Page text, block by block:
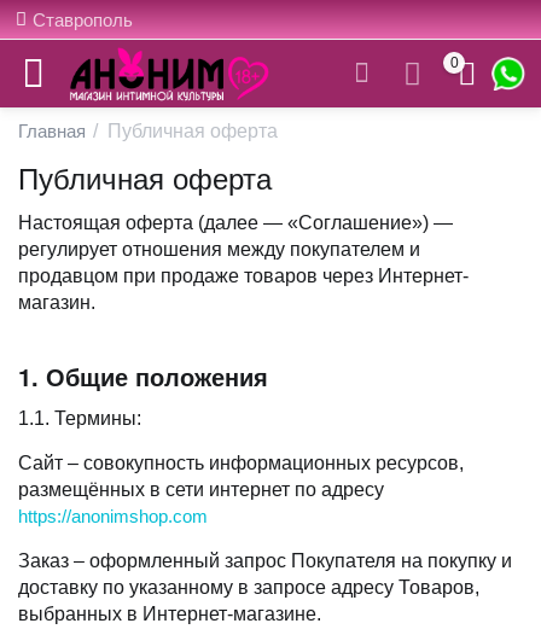
Ставрополь
0
Главная / Публичная оферта
Публичная оферта
Настоящая оферта (далее — «Соглашение») —
регулирует отношения между покупателем и
продавцом при продаже товаров через Интернет-
магазин.
1. Общие положения
1.1. Термины:
Сайт – совокупность информационных ресурсов,
размещённых в сети интернет по адресу
https://anonimshop.com
Заказ – оформленный запрос Покупателя на покупку и
доставку по указанному в запросе адресу Товаров,
выбранных в Интернет-магазине.